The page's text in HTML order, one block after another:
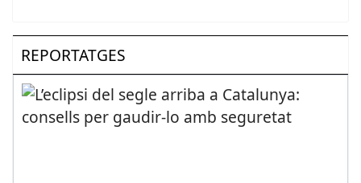
REPORTATGES